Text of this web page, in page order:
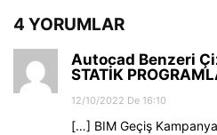
4 YORUMLAR
Autocad Benzeri
STATİK
12/10/2022 De 16:10
[…] BIM Geçiş